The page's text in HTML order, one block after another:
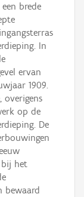
brede
In
ervan
1909.
overigens
op de
De
het
bewaard